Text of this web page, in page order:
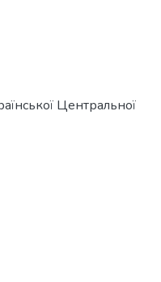
Центральної